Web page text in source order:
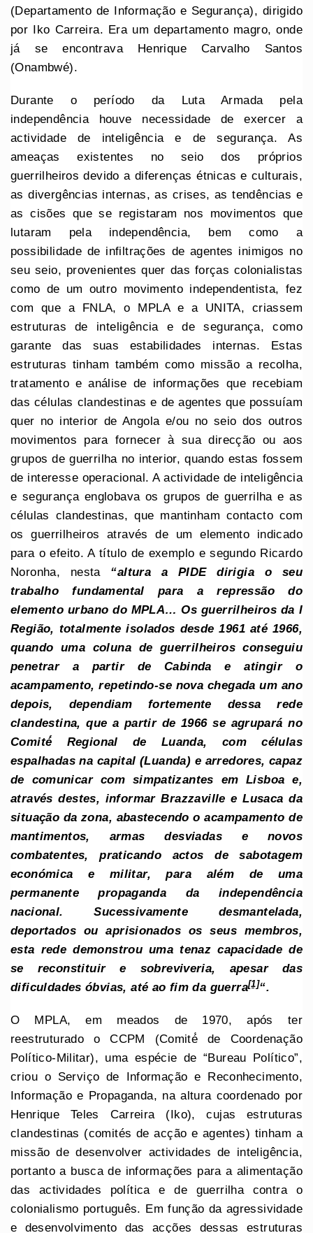
(Departamento de Informação e Segurança), dirigido
por Iko Carreira. Era um departamento magro, onde
já se encontrava Henrique Carvalho Santos
(Onambwé).
Durante o período da Luta Armada pela
independência houve necessidade de exercer a
actividade de inteligência e de segurança. As
ameaças existentes no seio dos próprios
guerrilheiros devido a diferenças étnicas e culturais,
as divergências internas, as crises, as tendências e
as cisões que se registaram nos movimentos que
lutaram pela independência, bem como a
possibilidade de infiltrações de agentes inimigos no
seu seio, provenientes quer das forças colonialistas
como de um outro movimento independentista, fez
com que a FNLA, o MPLA e a UNITA, criassem
estruturas de inteligência e de segurança, como
garante das suas estabilidades internas. Estas
estruturas tinham também como missão a recolha,
tratamento e análise de informações que recebiam
das células clandestinas e de agentes que possuíam
quer no interior de Angola e/ou no seio dos outros
movimentos para fornecer à sua direcção ou aos
grupos de guerrilha no interior, quando estas fossem
de interesse operacional. A actividade de inteligência
e segurança englobava os grupos de guerrilha e as
células clandestinas, que mantinham contacto com
os guerrilheiros através de um elemento indicado
para o efeito. A título de exemplo e segundo Ricardo
Noronha, nesta “altura a PIDE dirigia o seu
trabalho fundamental para a repressão do
elemento urbano do MPLA… Os guerrilheiros da I
Região, totalmente isolados desde 1961 até 1966,
quando uma coluna de guerrilheiros conseguiu
penetrar a partir de Cabinda e atingir o
acampamento, repetindo-se nova chegada um ano
depois, dependiam fortemente dessa rede
clandestina, que a partir de 1966 se agrupará no
Comité́ Regional de Luanda, com células
espalhadas na capital (Luanda) e arredores, capaz
de comunicar com simpatizantes em Lisboa e,
através destes, informar Brazzaville e Lusaca da
situação da zona, abastecendo o acampamento de
mantimentos, armas desviadas e novos
combatentes, praticando actos de sabotagem
económica e militar, para além de uma
permanente propaganda da independência
nacional. Sucessivamente desmantelada,
deportados ou aprisionados os seus membros,
esta rede demonstrou uma tenaz capacidade de
se reconstituir e sobreviveria, apesar das
dificuldades óbvias, até ao fim da guerra[1]“.
O MPLA, em meados de 1970, após ter
reestruturado o CCPM (Comité́ de Coordenação
Político-Militar), uma espécie de “Bureau Político”,
criou o Serviço de Informação e Reconhecimento,
Informação e Propaganda, na altura coordenado por
Henrique Teles Carreira (Iko), cujas estruturas
clandestinas (comités de acção e agentes) tinham a
missão de desenvolver actividades de inteligência,
portanto a busca de informações para a alimentação
das actividades política e de guerrilha contra o
colonialismo português. Em função da agressividade
e desenvolvimento das acções dessas estruturas